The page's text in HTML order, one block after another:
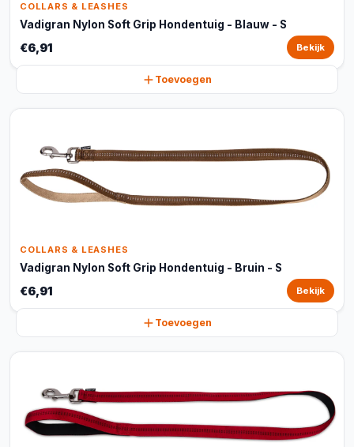
COLLARS & LEASHES
Vadigran Nylon Soft Grip Hondentuig - Blauw - S
€6,91 Bekijk
Toevoegen
COLLARS & LEASHES
Vadigran Nylon Soft Grip Hondentuig - Bruin - S
€6,91 Bekijk
Toevoegen